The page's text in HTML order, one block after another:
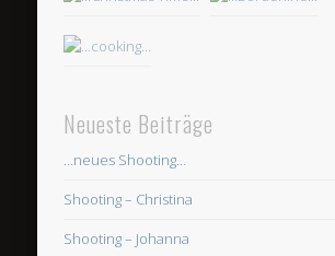
Neueste Beiträge
…neues Shooting…
Shooting – Christina
Shooting – Johanna